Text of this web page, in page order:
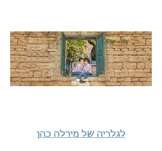
לגלריה של מירלה כהן